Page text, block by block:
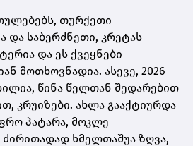
თურქეთი
და საბერძნეთი, კრეტას
და ეს ქვეყნები
მოთხოვნადია. ასევე, 2026
წინა წელთან შედარებით
კრუიზები. ახლა გააქტიურდა
პატარა, მოკლე
ძირითადად ხმელთაშუა ზღვა,